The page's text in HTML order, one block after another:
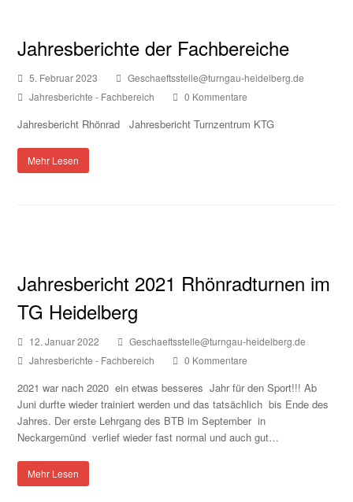
Jahresberichte der Fachbereiche
5. Februar 2023
Geschaeftsstelle@turngau-heidelberg.de
Jahresberichte - Fachbereich
0 Kommentare
Jahresbericht Rhönrad Jahresbericht Turnzentrum KTG
Mehr Lesen
Jahresbericht 2021 Rhönradturnen im
TG Heidelberg
12. Januar 2022
Geschaeftsstelle@turngau-heidelberg.de
Jahresberichte - Fachbereich
0 Kommentare
2021 war nach 2020 ein etwas besseres Jahr für den Sport!!! Ab
Juni durfte wieder trainiert werden und das tatsächlich bis Ende des
Jahres. Der erste Lehrgang des BTB im September in
Neckargemünd verlief wieder fast normal und auch gut…
Mehr Lesen